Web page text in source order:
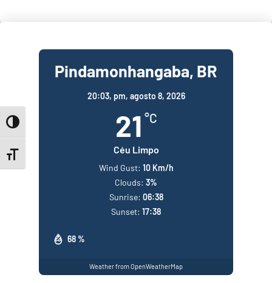
Toggle High Contrast
Toggle Font size
Pindamonhangaba, BR
20:03, pm, agosto 8, 2026
21 °C
Céu Limpo
68 %
Wind Gust: 10 Km/h
Clouds: 3%
Sunrise: 06:38
Sunset: 17:38
Weather from OpenWeatherMap